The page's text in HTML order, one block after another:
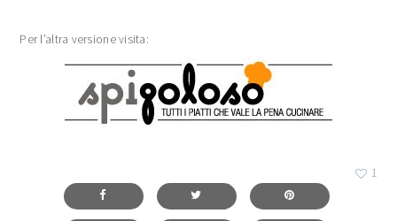
Per l’altra versione visita:
1